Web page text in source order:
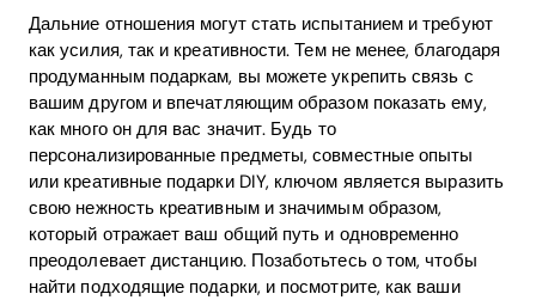
Дальние отношения могут стать испытанием и требуют
как усилия, так и креативности. Тем не менее, благодаря
продуманным подаркам, вы можете укрепить связь с
вашим другом и впечатляющим образом показать ему,
как много он для вас значит. Будь то
персонализированные предметы, совместные опыты
или креативные подарки DIY, ключом является выразить
свою нежность креативным и значимым образом,
который отражает ваш общий путь и одновременно
преодолевает дистанцию. Позаботьтесь о том, чтобы
найти подходящие подарки, и посмотрите, как ваши